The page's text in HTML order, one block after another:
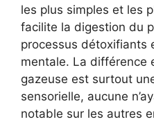
les plus simples et les
facilite la digestion du
processus détoxifiants
mentale. La différence
gazeuse est surtout
sensorielle, aucune
notable sur les autres